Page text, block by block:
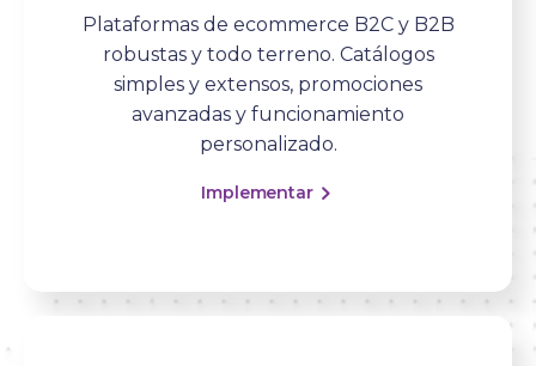
Plataformas de ecommerce B2C y B2B
robustas y todo terreno. Catálogos
simples y extensos, promociones
avanzadas y funcionamiento
personalizado.
Implementar